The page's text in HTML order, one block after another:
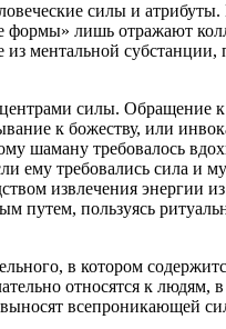
силы и
формы» лишь отражают
ментальной субстанции,
силы. Обращение к
к божеству, или
шаману требовалось
ему требовались сила
извлечения энергии
путем, пользуясь
в котором
относятся к людям,
всепроникающей